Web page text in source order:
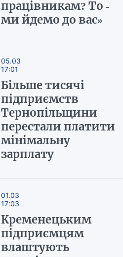
працівникам? То -
ми йдемо до вас»
05.03
17:01
Більше тисячі
підприємств
Тернопільщини
перестали платити
мінімальну
зарплату
01.03
17:03
Кременецьким
підприємцям
влаштують